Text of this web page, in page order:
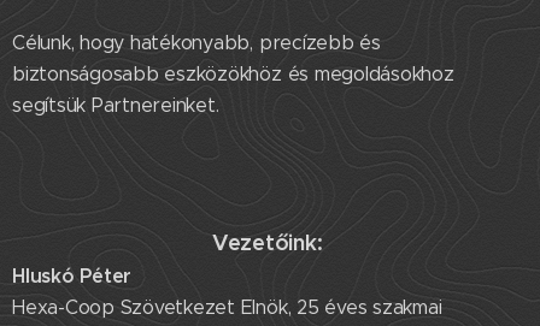
Célunk, hogy hatékonyabb, precízebb és
biztonságosabb eszközökhöz és megoldásokhoz
segítsük Partnereinket.
Vezetőink:
Hluskó Péter
Hexa-Coop Szövetkezet Elnök, 25 éves szakmai